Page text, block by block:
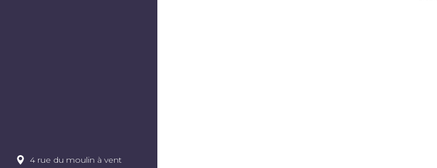
4 rue du moulin à vent